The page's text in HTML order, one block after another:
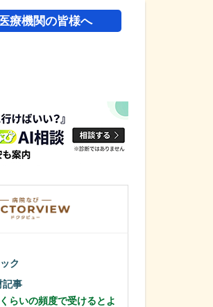
医療機関の皆様へ
ク
記事
らいの頻度で受けるとよ